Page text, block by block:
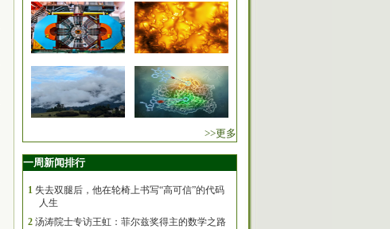
>>更多
一周新闻排行
1 失去双腿后，他在轮椅上书写“高可信”的代码
人生
2 汤涛院士专访王虹：菲尔兹奖得主的数学之路